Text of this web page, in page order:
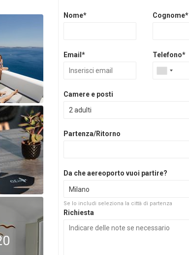
Nome* Cognome*
Email* Telefono*
Camere e posti
2 adulti
Partenza/Ritorno
Da che aereoporto vuoi partire?
Milano
Se lo includi seleziona la città di partenza
Richiesta